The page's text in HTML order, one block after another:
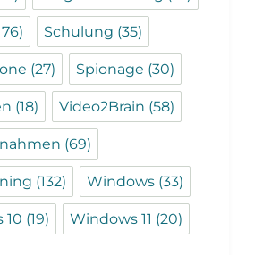
Schulung (35)
(27) Spionage (30)
(18) Video2Brain (58)
(69)
(132) Windows (33)
10 (19) Windows 11 (20)